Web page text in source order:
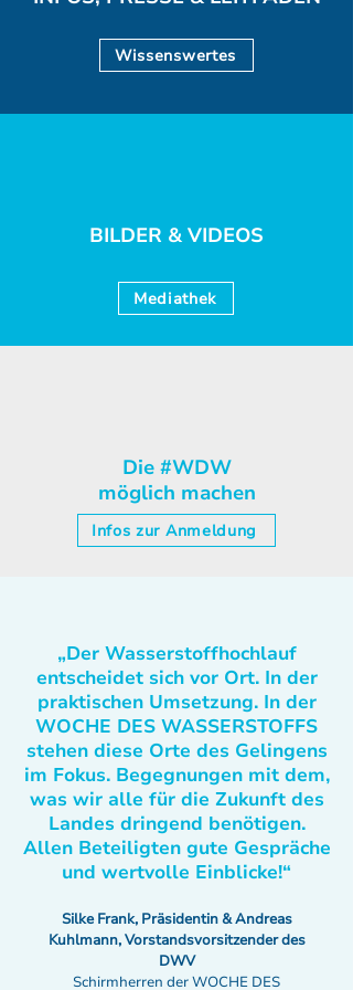
Wissenswertes
BILDER & VIDEOS
Mediathek
Die #WDW
möglich machen
Infos zur Anmeldung
„Der Wasserstoffhochlauf
entscheidet sich vor Ort. In der
praktischen Umsetzung. In der
WOCHE DES WASSERSTOFFS
stehen diese Orte des Gelingens
im Fokus. Begegnungen mit dem,
was wir alle für die Zukunft des
Landes dringend benötigen.
Allen Beteiligten gute Gespräche
und wertvolle Einblicke!“
Silke Frank, Präsidentin & Andreas
Kuhlmann, Vorstandsvorsitzender des
DWV
Schirmherren der WOCHE DES